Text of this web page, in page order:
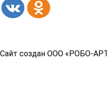
Сайт создан ООО «РОБО-